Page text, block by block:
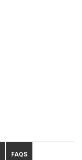
FAQS